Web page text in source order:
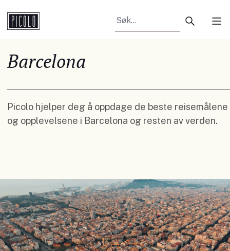
Barcelona
Picolo hjelper deg å oppdage de beste reisemålene
og opplevelsene i Barcelona og resten av verden.